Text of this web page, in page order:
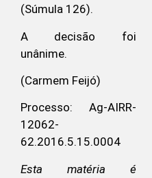
(Súmula 126).
A decisão foi
unânime.
(Carmem Feijó)
Processo: Ag-AIRR-
12062-
62.2016.5.15.0004
Esta matéria é